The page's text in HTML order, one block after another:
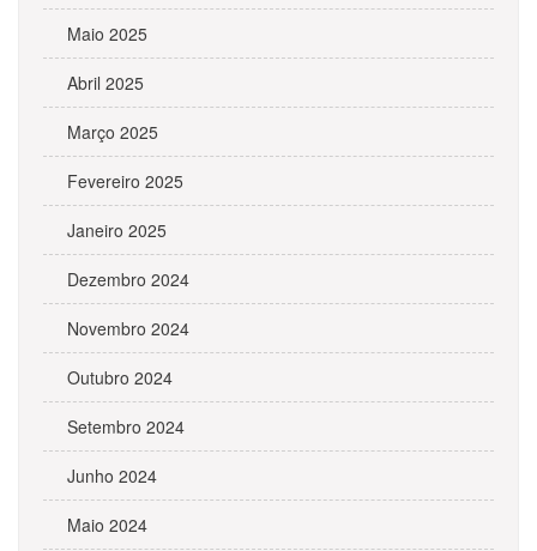
Maio 2025
Abril 2025
Março 2025
Fevereiro 2025
Janeiro 2025
Dezembro 2024
Novembro 2024
Outubro 2024
Setembro 2024
Junho 2024
Maio 2024